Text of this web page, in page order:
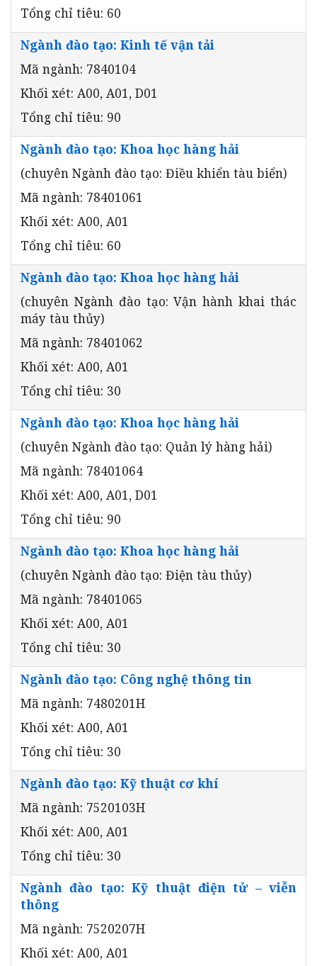
Tổng chỉ tiêu: 60
Ngành đào tạo: Kinh tế vận tải
Mã ngành: 7840104
Khối xét: A00, A01, D01
Tổng chỉ tiêu: 90
Ngành đào tạo: Khoa học hàng hải
(chuyên Ngành đào tạo: Điều khiển tàu biển)
Mã ngành: 78401061
Khối xét: A00, A01
Tổng chỉ tiêu: 60
Ngành đào tạo: Khoa học hàng hải
(chuyên Ngành đào tạo: Vận hành khai thác
máy tàu thủy)
Mã ngành: 78401062
Khối xét: A00, A01
Tổng chỉ tiêu: 30
Ngành đào tạo: Khoa học hàng hải
(chuyên Ngành đào tạo: Quản lý hàng hải)
Mã ngành: 78401064
Khối xét: A00, A01, D01
Tổng chỉ tiêu: 90
Ngành đào tạo: Khoa học hàng hải
(chuyên Ngành đào tạo: Điện tàu thủy)
Mã ngành: 78401065
Khối xét: A00, A01
Tổng chỉ tiêu: 30
Ngành đào tạo: Công nghệ thông tin
Mã ngành: 7480201H
Khối xét: A00, A01
Tổng chỉ tiêu: 30
Ngành đào tạo: Kỹ thuật cơ khí
Mã ngành: 7520103H
Khối xét: A00, A01
Tổng chỉ tiêu: 30
Ngành đào tạo: Kỹ thuật điện tử – viễn
thông
Mã ngành: 7520207H
Khối xét: A00, A01